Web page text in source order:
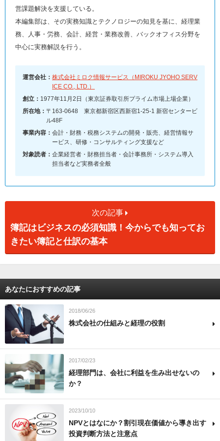
営課題解決を支援している。
本編集部は、その実務知識とテクノロジーの知見を基に、経理業
務、人事・労務、会計、経営・業務改善、バックオフィス分野を
中心に実務解説を行う。
運営会社： 株式会社ミロク情報サービス（MIROKU JYOHO SERV
ICE CO., LTD.）
創立： 1977年11月2日（東京証券取引所プライム市場上場企業）
所在地： 〒163-0648 東京都新宿区西新宿1-25-1 新宿センタービ
ル48F
事業内容： 会計・財務・税務システムの開発・販売、経営情報サ
ービス、研修・コンサルティング支援など
対象読者： 企業経営者・財務担当者・会計事務所・システム導入
担当者など実務者全般
次の記事
簿記はビジネスの必須知識！今からでも知ってお
きたい簿記と仕訳の基本
あなたにおすすめの記事
2018/06/26
株式会社の仕組みと経理の役割
2017/02/23
経理部門は、会社に利益を生み出せないの
か？
2023/10/10
NPVとはなにか？割引現在価値から導き出す
投資判断方法と注意点